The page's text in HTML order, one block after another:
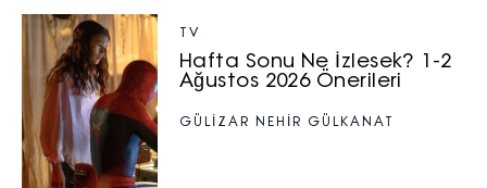
TV
Hafta Sonu Ne İzlesek? 1-2
Ağustos 2026 Önerileri
GÜLİZAR NEHİR GÜLKANAT